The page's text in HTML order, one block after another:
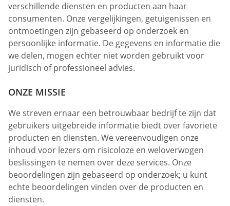
verschillende diensten en producten aan haar
consumenten. Onze vergelijkingen, getuigenissen en
ontmoetingen zijn gebaseerd op onderzoek en
persoonlijke informatie. De gegevens en informatie die
we delen, mogen echter niet worden gebruikt voor
juridisch of professioneel advies.
ONZE MISSIE
We streven ernaar een betrouwbaar bedrijf te zijn dat
gebruikers uitgebreide informatie biedt over favoriete
producten en diensten. We vereenvoudigen onze
inhoud voor lezers om risicoloze en weloverwogen
beslissingen te nemen over deze services. Onze
beoordelingen zijn gebaseerd op onderzoek; u kunt
echte beoordelingen vinden over de producten en
diensten.